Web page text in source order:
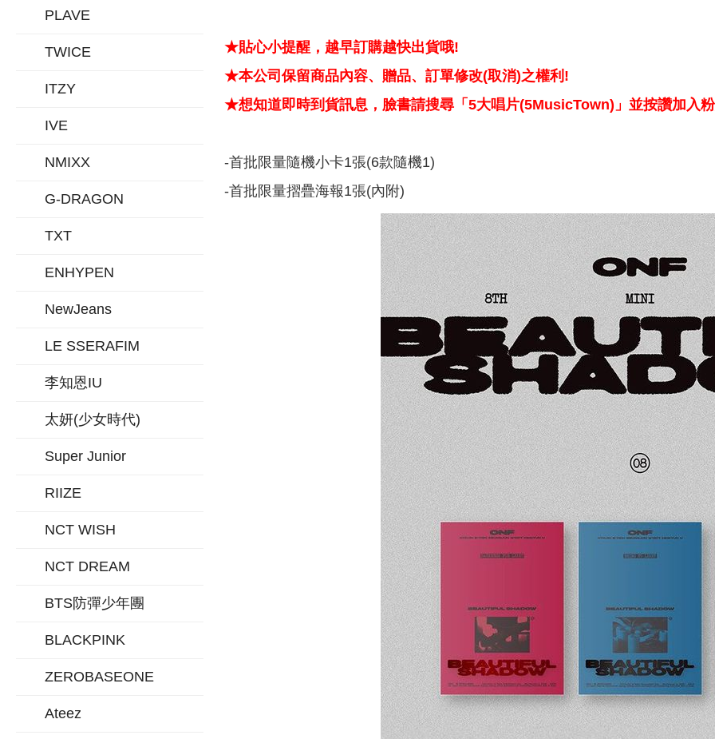
PLAVE
TWICE
ITZY
IVE
NMIXX
G-DRAGON
TXT
ENHYPEN
NewJeans
LE SSERAFIM
李知恩IU
太妍(少女時代)
Super Junior
RIIZE
NCT WISH
NCT DREAM
BTS防彈少年團
BLACKPINK
ZEROBASEONE
Ateez
★貼心小提醒，越早訂購越快出貨哦!
★本公司保留商品內容、贈品、訂單修改(取消)之權利!
★想知道即時到貨訊息，臉書請搜尋「5大唱片(5MusicTown)」並按讚加入
-首批限量隨機小卡1張(6款隨機1)
-首批限量摺疊海報1張(內附)